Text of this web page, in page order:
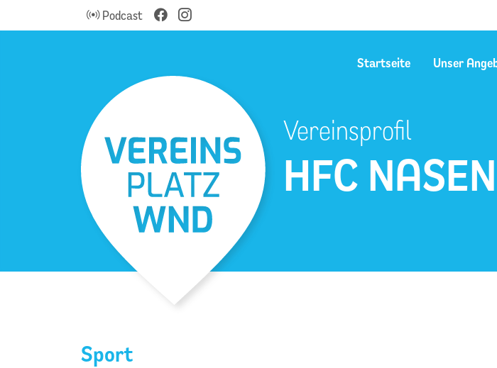
Podcast
Startseite Unser
HFC
Vereinsprofil
Sport